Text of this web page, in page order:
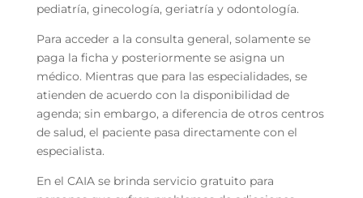
pediatría, ginecología, geriatría y odontología.
Para acceder a la consulta general, solamente se
paga la ficha y posteriormente se asigna un
médico. Mientras que para las especialidades, se
atienden de acuerdo con la disponibilidad de
agenda; sin embargo, a diferencia de otros centros
de salud, el paciente pasa directamente con el
especialista.
En el CAIA se brinda servicio gratuito para